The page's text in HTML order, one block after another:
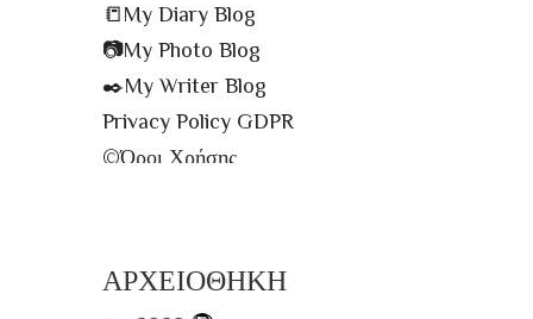
📒My Diary Blog
📷My Photo Blog
✒️My Writer Blog
Privacy Policy GDPR
©️Όροι Χρήσης
ΑΡΧΕΙΟΘΗΚΗ